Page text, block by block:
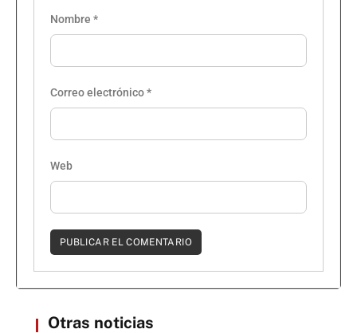
Nombre *
Correo electrónico*
Web
Otras noticias